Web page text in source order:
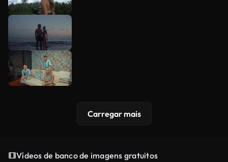
Carregar mais
Vídeos de banco de imagens gratuitos